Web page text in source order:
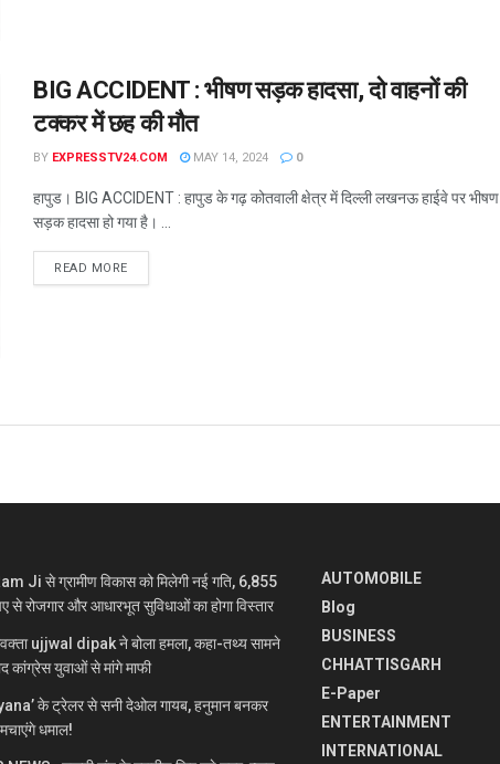
BIG ACCIDENT : भीषण सड़क हादसा, दो वाहनों की
टक्कर में छह की मौत
BY EXPRESSTV24.COM MAY 14, 2024 0
हापुड। BIG ACCIDENT : हापुड के गढ़ कोतवाली क्षेत्र में दिल्ली लखनऊ हाईवे पर भीषण
सड़क हादसा हो गया है। ...
READ MORE
Ji से ग्रामीण विकास को मिलेगी नई गति, 6,855
से रोजगार और आधारभूत सुविधाओं का होगा विस्तार
ujjwal dipak ने बोला हमला, कहा-तथ्य सामने
कांग्रेस युवाओं से मांगे माफी
के ट्रेलर से सनी देओल गायब, हनुमान बनकर
धमाल!
AUTOMOBILE
Blog
BUSINESS
CHHATTISGARH
E-Paper
ENTERTAINMENT
INTERNATIONAL